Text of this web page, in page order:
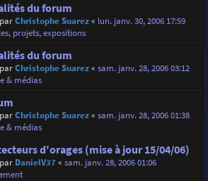
du forum
Christophe Suarez« lun. janv. 30, 2006 17:59
projets, expositions
du forum
Christophe Suarez« sam. janv. 28, 2006 03:12
& médias
Christophe Suarez« sam. janv. 28, 2006 01:38
& médias
d'orages (mise à jour 15/04/06)
DanielV37« sam. janv. 28, 2006 01:06